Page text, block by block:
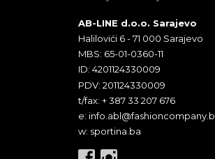
AB-LINE d.o.o. Sarajevo
Halilovići 6 - 71 000 Sarajevo
MBS: 65-01-0360-11
ID: 4201124330009
PDV: 201124330009
t/fax: + 387 33 207 676
e:
w: sportina.ba